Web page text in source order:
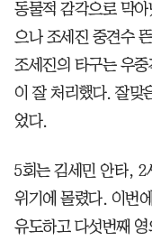
동물적 감각으로 막
으나 조세진 중견수
조세진의 타구는 우
이 잘 처리했다. 잘맞
었다.
5회는 김세민 안타, 2
위기에 몰렸다. 이번
유도하고 다섯번째